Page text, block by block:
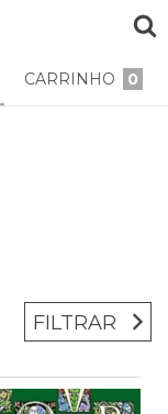
CARRINHO 0
FILTRAR